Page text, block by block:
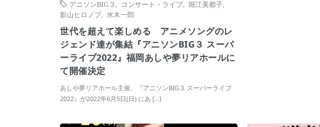
アニソンBIG３
コンサート・ライブ 堀江美都子
影山ヒロノブ
水木一郎
世代を超えて楽しめる アニメソングのレ
ジェンド達が集結『アニソンBIG３ スーパ
ーライブ2022』福岡あしや夢リアホールに
て開催決定
あしや夢リアホール主催、『アニソンBIG３ スーパーライブ
2022』が2022年6月5日(日) にあ […]